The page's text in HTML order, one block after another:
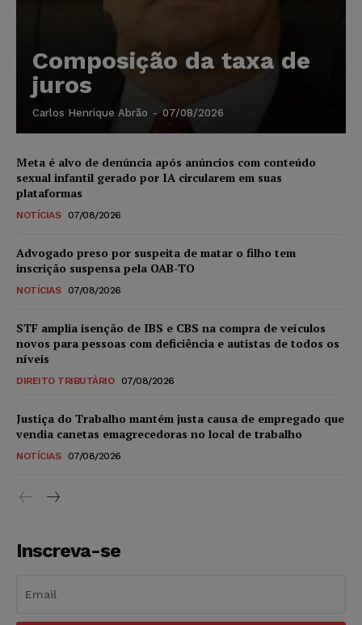
Composição da taxa de
juros
Carlos Henrique Abrão - 07/08/2026
Meta é alvo de denúncia após anúncios com conteúdo
sexual infantil gerado por IA circularem em suas
plataformas
NOTÍCIAS 07/08/2026
Advogado preso por suspeita de matar o filho tem
inscrição suspensa pela OAB-TO
NOTÍCIAS 07/08/2026
STF amplia isenção de IBS e CBS na compra de veículos
novos para pessoas com deficiência e autistas de todos os
níveis
DIREITO TRIBUTÁRIO 07/08/2026
Justiça do Trabalho mantém justa causa de empregado que
vendia canetas emagrecedoras no local de trabalho
NOTÍCIAS 07/08/2026
Inscreva-se